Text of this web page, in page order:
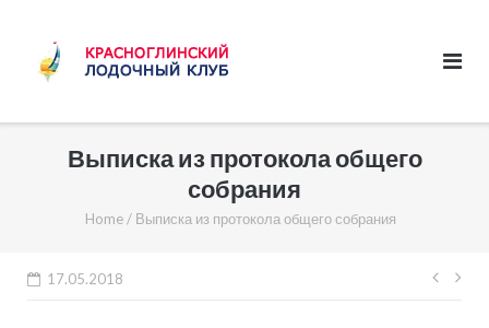
content
Выписка из протокола общего
собрания
Home / Выписка из протокола общего собрания
17.05.2018